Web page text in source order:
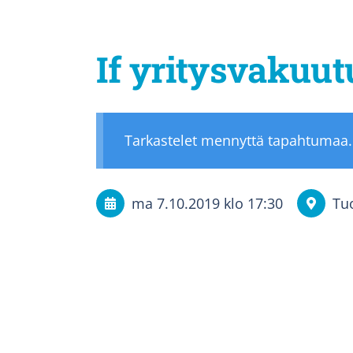
If
Tarkastelet mennyttä tapahtumaa.
ma 7.10.2019 klo 17:30